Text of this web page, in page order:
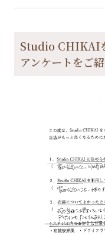
Studio CHIKAI
アンケートをご